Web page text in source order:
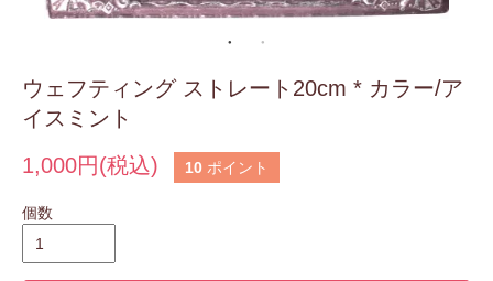
ウェフティング ストレート20cm * カラー/ア
イスミント
1,000円(税込)
10 ポイント
個数